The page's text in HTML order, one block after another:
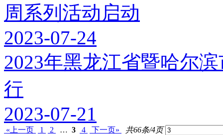
周系列活动启动
2023-07-24
2023年黑龙江省暨哈尔
行
2023-07-21
«上一页 1 2 … 3 4 下一页» 共66条/4页